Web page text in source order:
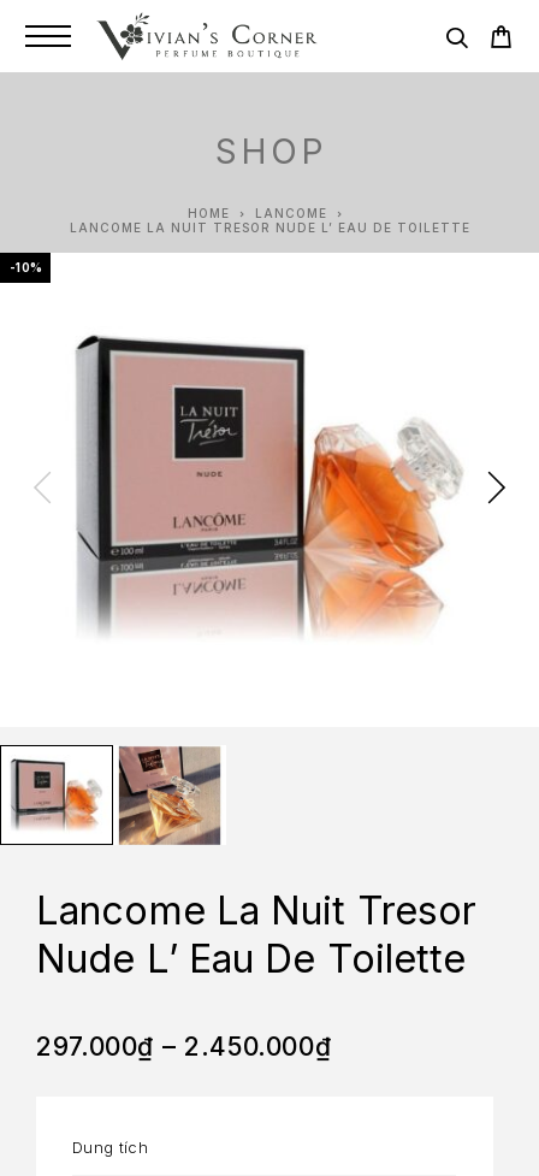
SHOP
HOME
LANCOME
LANCOME LA NUIT TRESOR NUDE L’ EAU DE TOILETTE
-10%
Lancome La Nuit Tresor
Nude L’ Eau De Toilette
297.000₫ – 2.450.000₫
Dung tích